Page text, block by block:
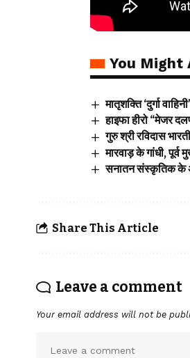
You Might
मातृशक्ति ‘दुर्गा
हाइफा हीरो “मेजर
गुरु श्री रविदास
मारवाड़ के गांधी,
सनातन संस्कृतिक के
Share This Article
Leave a comment
Your email address will not be